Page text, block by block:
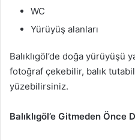
WC
Yürüyüş alanları
Balıklıgöl’de doğa yürüyüşü
fotoğraf çekebilir, balık
yüzebilirsiniz.
Balıklıgöl’e Gitmeden